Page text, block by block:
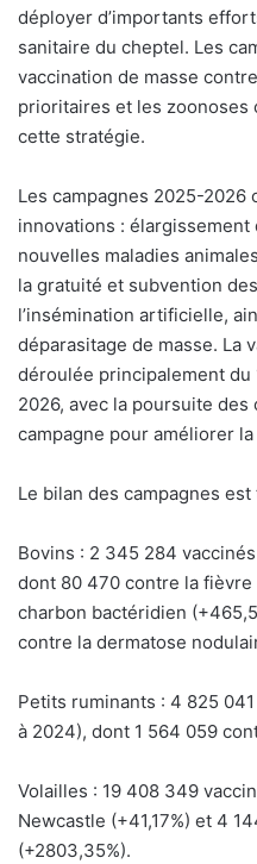
déployer d’importants
sanitaire du cheptel. Les
vaccination de masse
prioritaires et les
cette stratégie.
Les campagnes 2025-
innovations : élargissement
nouvelles maladies
la gratuité et subvention
l’insémination artificielle,
déparasitage de masse. La
déroulée principalement
2026, avec la poursuite
campagne pour améliorer
Le bilan des campagnes
Bovins : 2 345 284
dont 80 470 contre la
charbon bactéridien
contre la dermatose
Petits ruminants : 4 825
à 2024), dont 1 564 059
Volailles : 19 408 349
Newcastle (+41,17%) et 4
(+2803,35%).